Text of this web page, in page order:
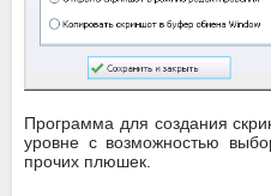
Программа для создания
уровне с возможностью
прочих плюшек.